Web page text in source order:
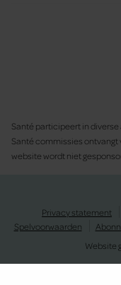
Santé participeert in
Santé commissies
website wordt niet
Privacy statement
Spelvoorwaarden
Website